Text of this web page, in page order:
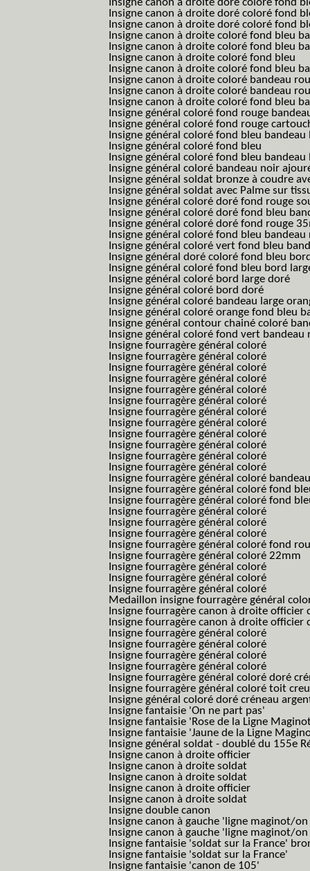
Insigne canon à droite doré coloré fond
Insigne canon à droite doré coloré fond
Insigne canon à droite doré coloré fond
Insigne canon à droite coloré fond bleu
Insigne canon à droite coloré fond bleu
Insigne canon à droite coloré fond bleu
Insigne canon à droite coloré fond bleu
Insigne canon à droite coloré bandeau
Insigne canon à droite coloré bandeau
Insigne canon à droite coloré fond bleu
Insigne général coloré fond rouge
Insigne général coloré fond rouge
Insigne général coloré fond bleu bandeau
Insigne général coloré fond bleu
Insigne général coloré fond bleu bandeau
Insigne général coloré bandeau noir
Insigne général soldat bronze à coudre
Insigne général soldat avec Palme sur
Insigne général coloré doré fond rouge
Insigne général coloré doré fond bleu
Insigne général coloré doré fond rouge
Insigne général coloré fond bleu
Insigne général coloré vert fond bleu
Insigne général doré coloré fond bleu
Insigne général coloré fond bleu bord
Insigne général coloré bord large doré
Insigne général coloré bord doré
Insigne général coloré bandeau large
Insigne général coloré orange fond bleu
Insigne général contour chainé coloré
Insigne général coloré fond vert bandeau
Insigne fourragère général coloré
Insigne fourragère général coloré
Insigne fourragère général coloré
Insigne fourragère général coloré
Insigne fourragère général coloré
Insigne fourragère général coloré
Insigne fourragère général coloré
Insigne fourragère général coloré
Insigne fourragère général coloré
Insigne fourragère général coloré
Insigne fourragère général coloré
Insigne fourragère général coloré
Insigne fourragère général coloré
Insigne fourragère général coloré fond
Insigne fourragère général coloré fond
Insigne fourragère général coloré
Insigne fourragère général coloré
Insigne fourragère général coloré
Insigne fourragère général coloré fond
Insigne fourragère général coloré 22mm
Insigne fourragère général coloré
Insigne fourragère général coloré
Insigne fourragère général coloré
Medaillon insigne fourragère général
Insigne fourragère canon à droite
Insigne fourragère canon à droite
Insigne fourragère général coloré
Insigne fourragère général coloré
Insigne fourragère général coloré
Insigne fourragère général coloré
Insigne fourragère général coloré doré
Insigne fourragère général coloré toit
Insigne général coloré doré créneau
Insigne fantaisie 'On ne part pas'
Insigne fantaisie 'Rose de la Ligne
Insigne fantaisie 'Jaune de la Ligne
Insigne général soldat - doublé du 155e
Insigne canon à droite officier
Insigne canon à droite soldat
Insigne canon à droite soldat
Insigne canon à droite officier
Insigne canon à droite soldat
Insigne double canon
Insigne canon à gauche 'ligne maginot/
Insigne canon à gauche 'ligne maginot/
Insigne fantaisie 'soldat sur la France'
Insigne fantaisie 'soldat sur la France'
Insigne fantaisie 'canon de 105'